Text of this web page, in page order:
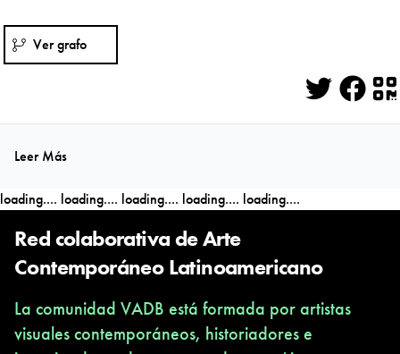
Ver grafo
Twitter
Leer Más
loading.... loading.... loading.... loading.... loading....
Red colaborativa de Arte
Contemporáneo Latinoamericano
La comunidad VADB está formada por artistas
visuales contemporáneos, historiadores e